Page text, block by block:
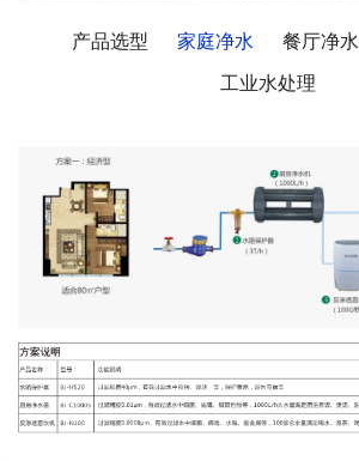
产品选型 家庭净水 餐厅净水
工业水处理